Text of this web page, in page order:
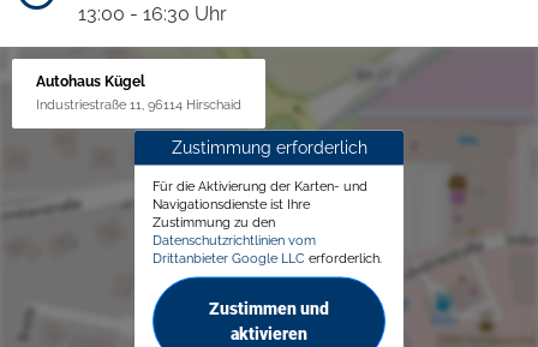
13:00 - 16:30 Uhr
Autohaus Kügel
Industriestraße 11, 96114 Hirschaid
Zustimmung erforderlich
Für die Aktivierung der Karten- und
Navigationsdienste ist Ihre
Zustimmung zu den
Datenschutzrichtlinien vom
Drittanbieter Google LLC erforderlich.
Zustimmen und
aktivieren